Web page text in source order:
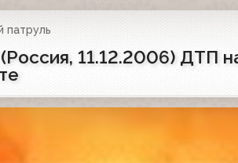
патруль
11.12.2006) ДТП